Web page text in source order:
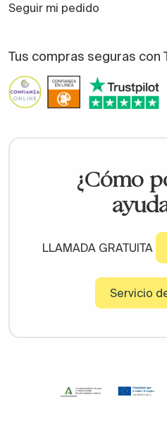
Seguir mi pedido
Tus compras seguras con
¿Cómo
LLAMADA GRATUITA
Servicio